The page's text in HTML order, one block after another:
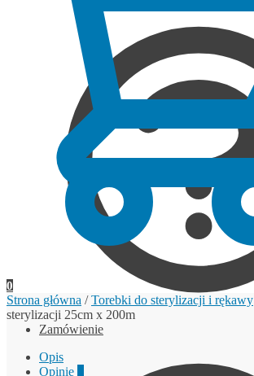
Zamówienie
0
Strona główna /Torebki do sterylizacji i rękawy
sterylizacji 25cm x 200m
Opis
Opinie